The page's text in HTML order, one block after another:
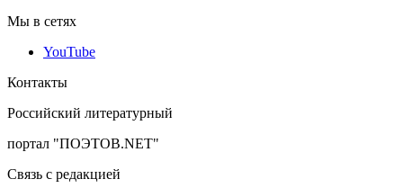
Мы в сетях
YouTube
Контакты
Российский литературный
портал "ПОЭТОВ.NET"
Связь с редакцией